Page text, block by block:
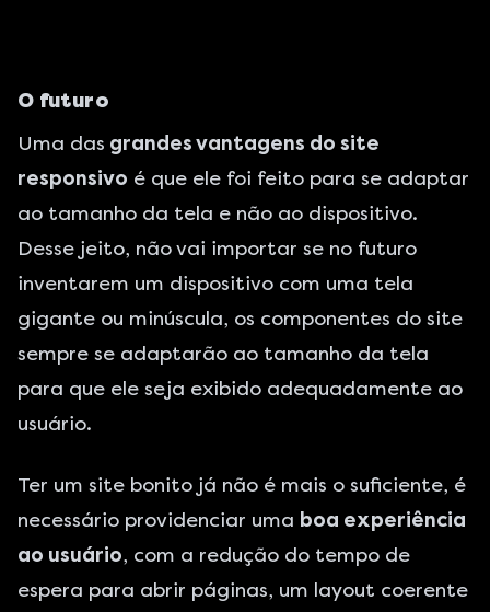
O futuro
Uma das grandes vantagens do site
responsivo é que ele foi feito para se adaptar
ao tamanho da tela e não ao dispositivo.
Desse jeito, não vai importar se no futuro
inventarem um dispositivo com uma tela
gigante ou minúscula, os componentes do site
sempre se adaptarão ao tamanho da tela
para que ele seja exibido adequadamente ao
usuário.
Ter um site bonito já não é mais o suficiente, é
necessário providenciar uma boa experiência
ao usuário, com a redução do tempo de
espera para abrir páginas, um layout coerente